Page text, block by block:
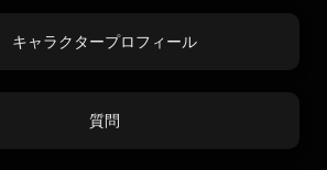
キャラクタープロフィール
質問